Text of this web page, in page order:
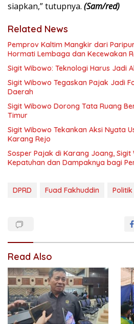
siapkan,” tutupnya. (Sam/red)
Related News
Pemprov Kaltim Mangkir dari
Hormati Lembaga dan Kecewakan
Sigit Wibowo: Teknologi Harus Jadi
Sigit Wibowo Tegaskan Pajak Jadi
Daerah
Sigit Wibowo Dorong Tata Ruang
Timur
Sigit Wibowo Tekankan Aksi Nyata
Karang Rejo
Sosper Pajak di Karang Joang, Sigit
Kepatuhan dan Dampaknya bagi
DPRD Fuad Fakhuddin
Read Also